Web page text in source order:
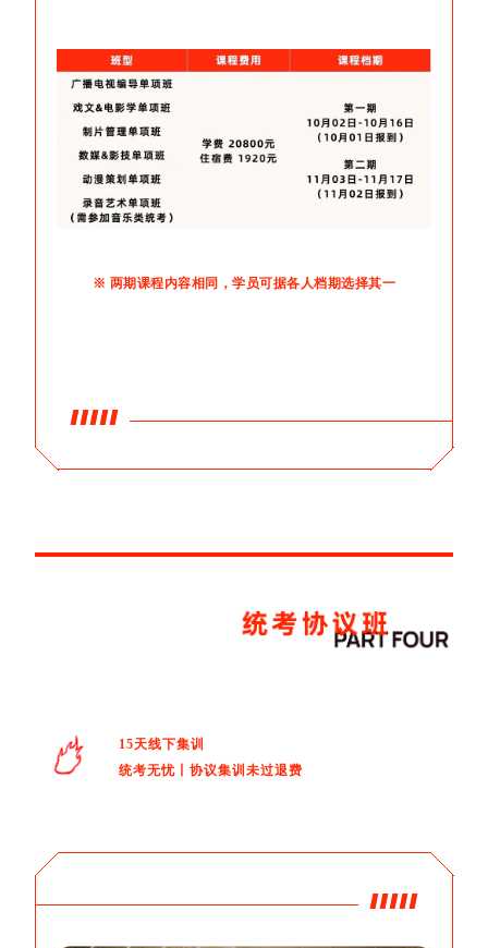
※ 两期课程内容相同，学员可据各人档期选择其一
15天线下集训
统考无忧丨协议集训未过退费